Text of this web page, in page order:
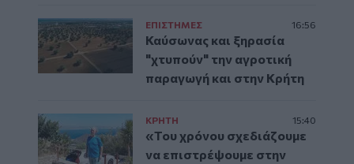
ΕΠΙΣΤΗΜΕΣ 16:56
Καύσωνας και ξηρασία
"χτυπούν" την αγροτική
παραγωγή και στην Κρήτη
ΚΡΗΤΗ 15:40
«Του χρόνου σχεδιάζουμε
να επιστρέψουμε στην